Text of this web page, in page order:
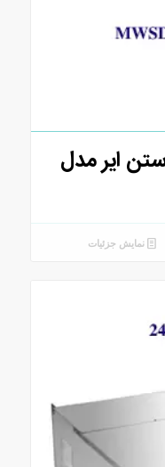
ایر مدل
نمایش جزئیات